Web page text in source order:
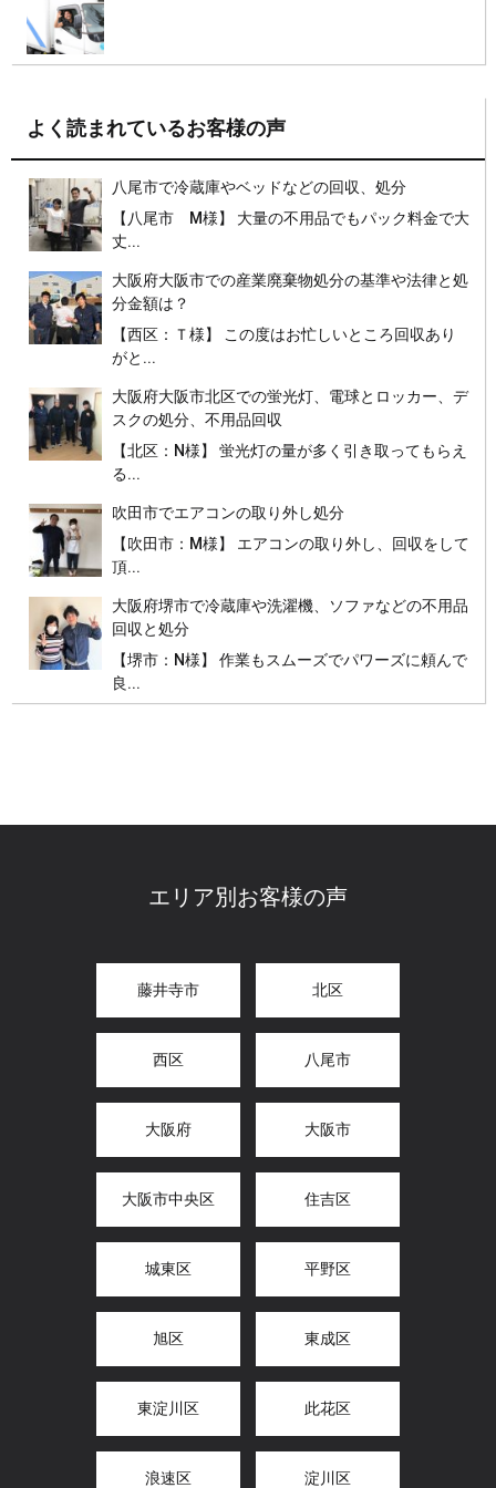
よく読まれているお客様の声
八尾市で冷蔵庫やベッドなどの回収、処分
【八尾市 M様】 大量の不用品でもパック料金で大
丈...
大阪府大阪市での産業廃棄物処分の基準や法律と処
分金額は？
【西区：Ｔ様】 この度はお忙しいところ回収あり
がと...
大阪府大阪市北区での蛍光灯、電球とロッカー、デ
スクの処分、不用品回収
【北区：N様】 蛍光灯の量が多く引き取ってもらえ
る...
吹田市でエアコンの取り外し処分
【吹田市：M様】 エアコンの取り外し、回収をして
頂...
大阪府堺市で冷蔵庫や洗濯機、ソファなどの不用品
回収と処分
【堺市：N様】 作業もスムーズでパワーズに頼んで
良...
エリア別お客様の声
藤井寺市 北区
西区 八尾市
大阪府 大阪市
大阪市中央区 住吉区
城東区 平野区
旭区 東成区
東淀川区 此花区
浪速区 淀川区